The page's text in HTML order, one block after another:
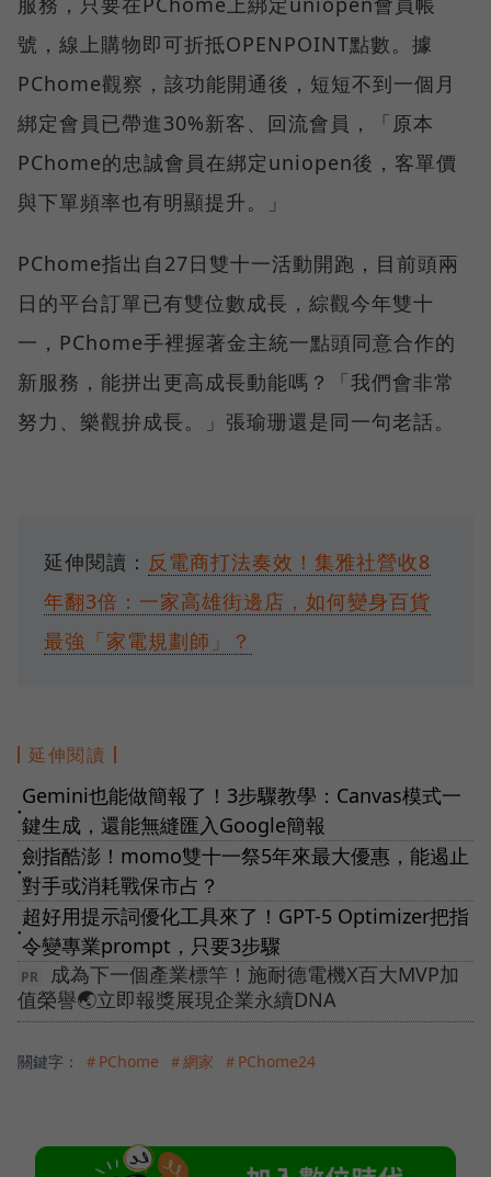
號，線上購物即可折抵OPENPOINT點數。據
PChome觀察，該功能開通後，短短不到一個月
綁定會員已帶進30%新客、回流會員，「原本
PChome的忠誠會員在綁定uniopen後，客單價
與下單頻率也有明顯提升。」
PChome指出自27日雙十一活動開跑，目前頭兩
日的平台訂單已有雙位數成長，綜觀今年雙十
一，PChome手裡握著金主統一點頭同意合作的
新服務，能拼出更高成長動能嗎？「我們會非常
努力、樂觀拚成長。」張瑜珊還是同一句老話。
延伸閱讀： 反電商打法奏效！集雅社營收8
年翻3倍：一家高雄街邊店，如何變身百貨
最強「家電規劃師」？
延伸閱讀
●
Gemini也能做簡報了！3步驟教學：Canvas模式一
鍵生成，還能無縫匯入Google簡報
●
劍指酷澎！momo雙十一祭5年來最大優惠，能遏止
對手或消耗戰保市占？
●
超好用提示詞優化工具來了！GPT-5 Optimizer把指
令變專業prompt，只要3步驟
成為下一個產業標竿！施耐德電機X百大MVP加
值榮譽🌏立即報獎展現企業永續DNA
關鍵字： ＃PChome ＃網家 ＃PChome24